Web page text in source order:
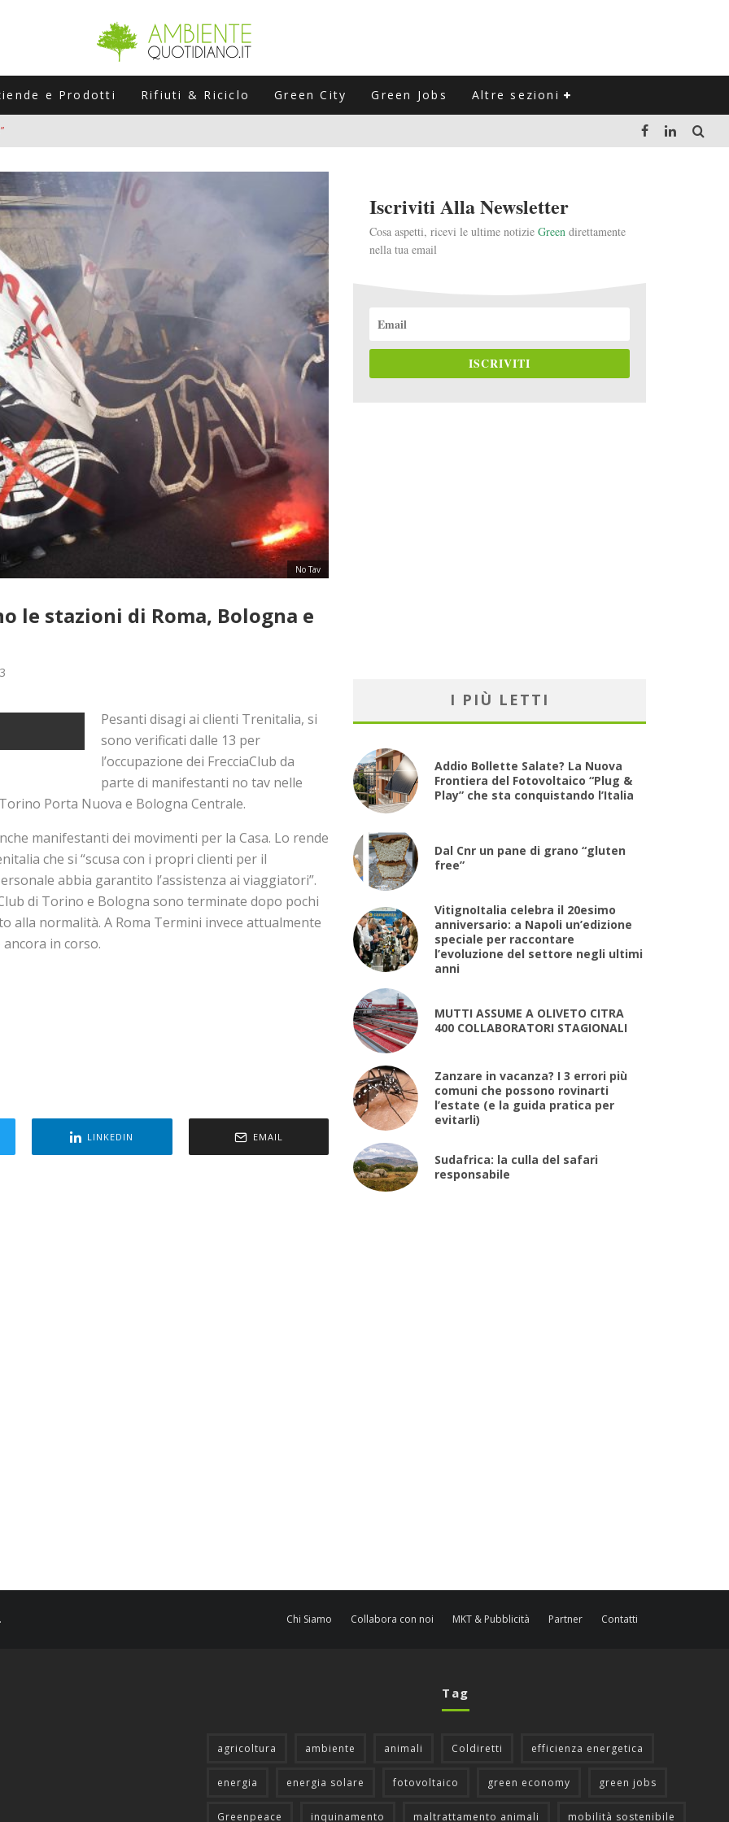
e Prodotti Rifiuti & Riciclo Green City Green Jobs Altre sezioni
STAGIONALI
CHE POSSONO ROVINARTI L’ESTATE (E LA GUIDA PRATICA PER EVITARLI)
DEL FOTOVOLTAICO "PLUG & PLAY" CHE STA CONQUISTANDO L'ITALIA
No Tav
le stazioni di Roma, Bologna e
Pesanti disagi ai clienti Trenitalia, si
sono verificati dalle 13 per
l’occupazione dei FrecciaClub da
parte di manifestanti no tav nelle
Porta Nuova e Bologna Centrale.
manifestanti dei movimenti per la Casa. Lo rende
che si “scusa con i propri clienti per il
abbia garantito l’assistenza ai viaggiatori”.
di Torino e Bologna sono terminate dopo pochi
alla normalità. A Roma Termini invece attualmente
ancora in corso.
LINKEDIN EMAIL
Iscriviti Alla Newsletter
Cosa aspetti, ricevi le ultime notizie Green direttamente
nella tua email
ISCRIVITI
I PIÙ LETTI
Addio Bollette Salate? La Nuova
Frontiera del Fotovoltaico “Plug &
Play” che sta conquistando l’Italia
Dal Cnr un pane di grano “gluten
free”
VitignoItalia celebra il 20esimo
anniversario: a Napoli un’edizione
speciale per raccontare
l’evoluzione del settore negli ultimi
anni
MUTTI ASSUME A OLIVETO CITRA
400 COLLABORATORI STAGIONALI
Zanzare in vacanza? I 3 errori più
comuni che possono rovinarti
l’estate (e la guida pratica per
evitarli)
Sudafrica: la culla del safari
responsabile
Chi Siamo Collabora con noi MKT & Pubblicità Partner Contatti
Tag
agricoltura ambiente animali Coldiretti efficienza energetica
energia energia solare fotovoltaico green economy green jobs
Greenpeace inquinamento maltrattamento animali mobilità sostenibile